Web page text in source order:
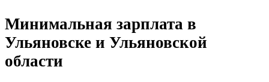
Минимальная зарплата в
Ульяновске и Ульяновской
области